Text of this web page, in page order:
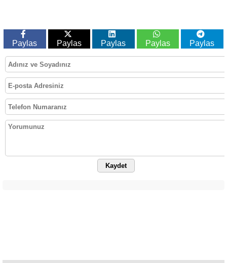
Paylas Paylas Paylas Paylas Paylas
Kaydet